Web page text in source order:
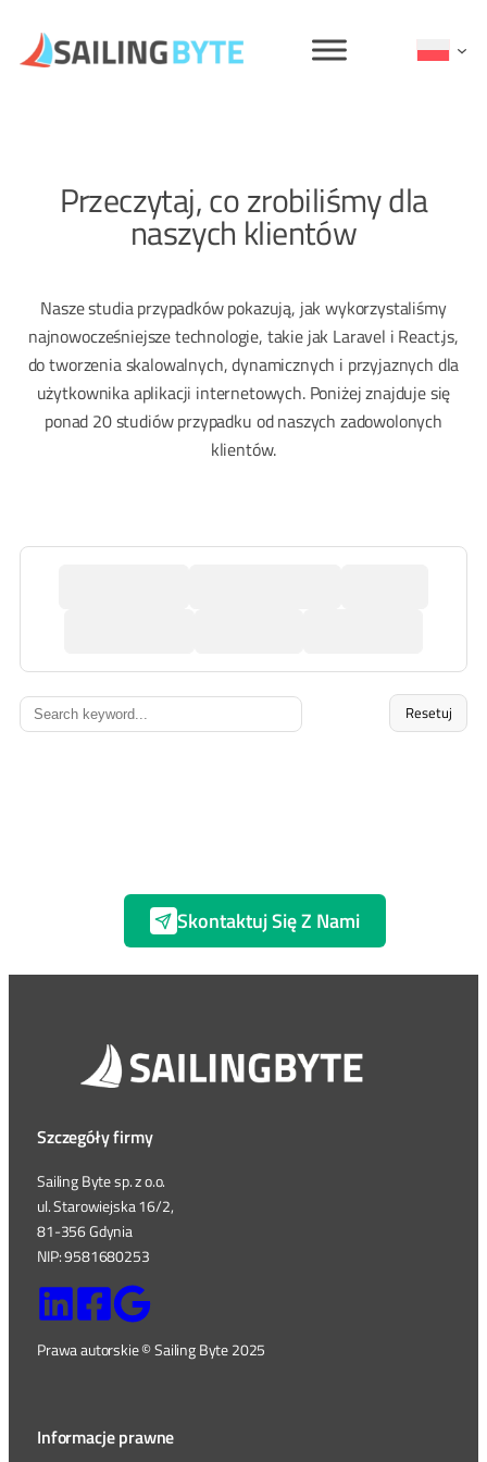
treści
Przeczytaj, co zrobiliśmy dla
naszych klientów
Nasze studia przypadków pokazują, jak wykorzystaliśmy
najnowocześniejsze technologie, takie jak Laravel i React.js,
do tworzenia skalowalnych, dynamicznych i przyjaznych dla
użytkownika aplikacji internetowych. Poniżej znajduje się
ponad 20 studiów przypadku od naszych zadowolonych
klientów.
Resetuj
Skontaktuj Się Z Nami
Szczegóły firmy
Sailing Byte sp. z o.o.
ul. Starowiejska 16/2,
81-356 Gdynia
NIP: 9581680253
Prawa autorskie © Sailing Byte 2025
Informacje prawne